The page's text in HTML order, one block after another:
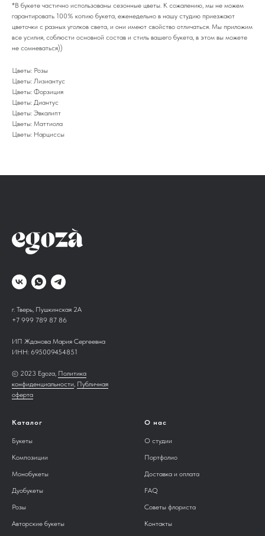
*В букете частично использованы сезонные цветы. К сожалению, мы не можем
гарантировать 100% копию букета, еженедельно в нашу студию приезжают
цветочки с разных уголков света, и они имеют свойство отличаться. Мы приложим
все усилия, соблюсти основной состав и стиль вашего букета, в этом вы можете
не сомневаться))
Цветы: Розы
Цветы: Лизиантус
Цветы: Форзиция
Цветы: Диантус
Цветы: Эвкалипт
Цветы: Маттиола
Цветы: Нарциссы
г. Тверь, Пушкинская 2А
+7 999 789 87 86
ИП Жданова Мария Сергеевна
ИНН: 695009454851
© 2023 Egoza, Политика
конфиденциальности, Публичная
оферта
Каталог
Букеты
Композиции
Монобукеты
Дуобукеты
Розы
Авторские букеты
О нас
О студии
Портфолио
Доставка и оплата
FAQ
Советы флориста
Контакты